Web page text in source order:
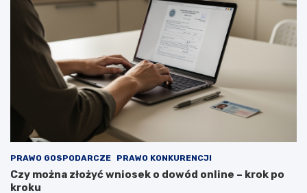
PRAWO GOSPODARCZE PRAWO KONKURENCJI
Czy można złożyć wniosek o dowód online – krok po
kroku